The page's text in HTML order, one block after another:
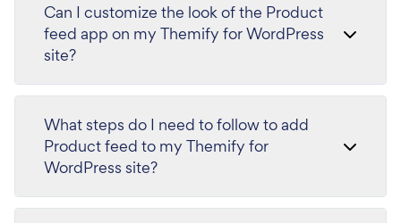
Can I customize the look of the Product
feed app on my Themify for WordPress
site?
What steps do I need to follow to add
Product feed to my Themify for
WordPress site?